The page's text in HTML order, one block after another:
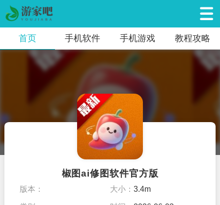
首页 手机软件 手机游戏 教程攻略
椒图ai修图软件官方版
版本： 大小： 3.4m